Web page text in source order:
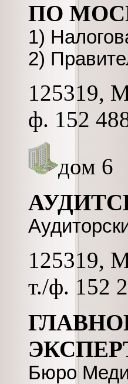
ПО
1)
2)
125319,
ф. 152
дом 6
125319,
т./ф. 152
Бюро